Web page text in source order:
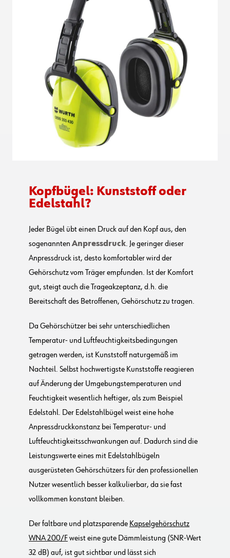
Kopfbügel: Kunststoff oder
Edelstahl?
Jeder Bügel übt einen Druck auf den Kopf aus, den
sogenanntenAnpressdruck. Je geringer dieser
Anpressdruck ist, desto komfortabler wird der
Gehörschutz vom Träger empfunden. Ist der Komfort
gut, steigt auch die Trageakzeptanz, d.h. die
Bereitschaft des Betroffenen, Gehörschutz zu tragen.
Da Gehörschützer bei sehr unterschiedlichen
Temperatur- und Luftfeuchtigkeitsbedingungen
getragen werden, ist Kunststoff naturgemäß im
Nachteil. Selbst hochwertigste Kunststoffe reagieren
auf Änderung der Umgebungstemperaturen und
Feuchtigkeit wesentlich heftiger, als zum Beispiel
Edelstahl. Der Edelstahlbügel weist eine hohe
Anpressdruckkonstanz bei Temperatur- und
Luftfeuchtigkeitsschwankungen auf. Dadurch sind die
Leistungswerte eines mit Edelstahlbügeln
ausgerüsteten Gehörschützers für den professionellen
Nutzer wesentlich besser kalkulierbar, da sie fast
vollkommen konstant bleiben.
Der faltbare und platzsparende Kapselgehörschutz
WNA 200/F weist eine gute Dämmleistung (SNR-Wert
32 dB) auf, ist gut sichtbar und lässt sich